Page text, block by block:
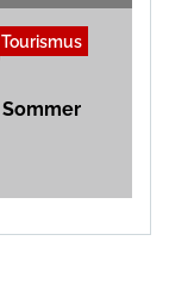
Tourismus